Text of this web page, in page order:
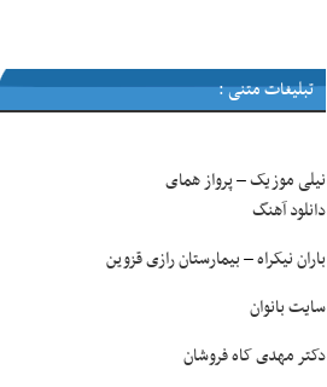
تبلیغات متنی :
نیلی موزیک–پرواز همای
دانلود آهنگ
باران نیکراه–بیمارستان رازی قزوین
سایت بانوان
دکتر مهدی کاه فروشان